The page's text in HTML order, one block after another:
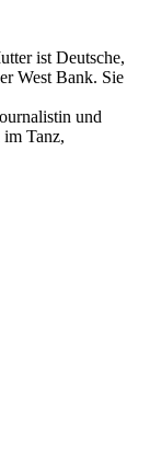
ist Deutsche,
West Bank. Sie
und
Tanz,